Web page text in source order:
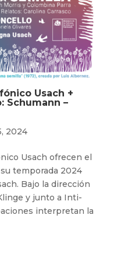
Usach +
Schumann –
2024
Usach ofrecen el
temporada 2024
Bajo la dirección
y junto a Inti-
interpretan la